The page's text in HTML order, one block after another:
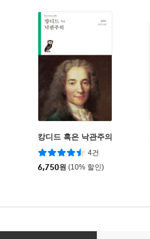
캉디드 혹은 낙관주의
4건
6,750원 (10% 할인)